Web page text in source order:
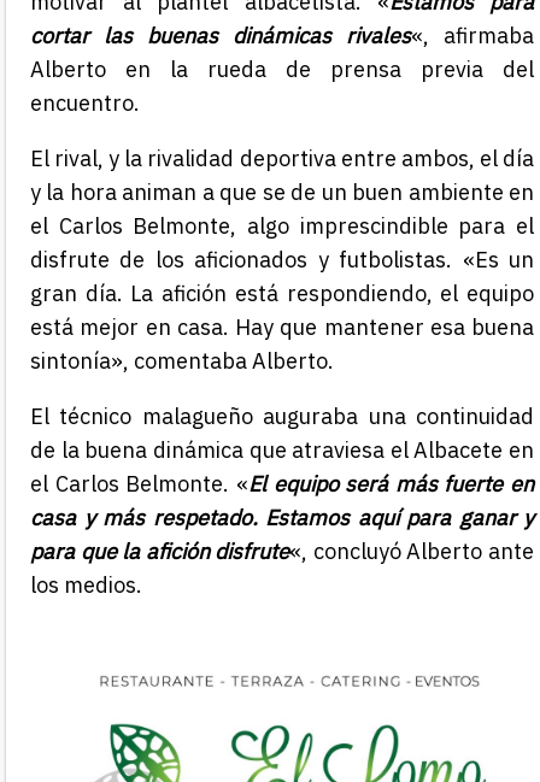
cortar las buenas dinámicas rivales«, afirmaba
Alberto en la rueda de prensa previa del
encuentro.
El rival, y la rivalidad deportiva entre ambos, el día
y la hora animan a que se de un buen ambiente en
el Carlos Belmonte, algo imprescindible para el
disfrute de los aficionados y futbolistas. «Es un
gran día. La afición está respondiendo, el equipo
está mejor en casa. Hay que mantener esa buena
sintonía», comentaba Alberto.
El técnico malagueño auguraba una continuidad
de la buena dinámica que atraviesa el Albacete en
el Carlos Belmonte. «El equipo será más fuerte en
casa y más respetado. Estamos aquí para ganar y
para que la afición disfrute«, concluyó Alberto ante
los medios.